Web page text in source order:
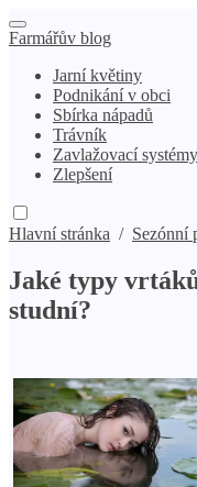
Farmářův blog
Jarní květiny
Podnikání v obci
Sbírka nápadů
Trávník
Zavlažovací systémy
Zlepšení
Hlavní stránka / Sezónní
Jaké typy
studní?